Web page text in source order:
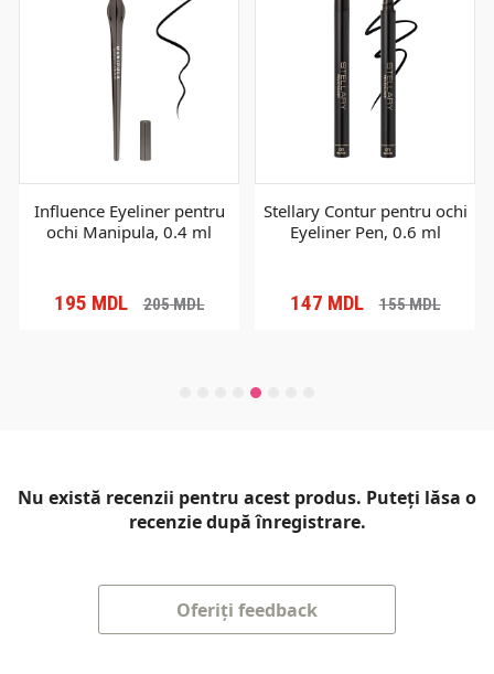
Influence Eyeliner pentru
ochi Manipula, 0.4 ml
195 MDL 205MDL
Stellary Contur pentru ochi
Eyeliner Pen, 0.6 ml
147 MDL 155MDL
Nu există recenzii pentru acest produs. Puteți lăsa o
recenzie după înregistrare.
Oferiți feedback